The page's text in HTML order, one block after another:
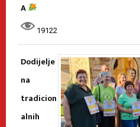
A
19122
Dodijelje
na
tradicion
alnih